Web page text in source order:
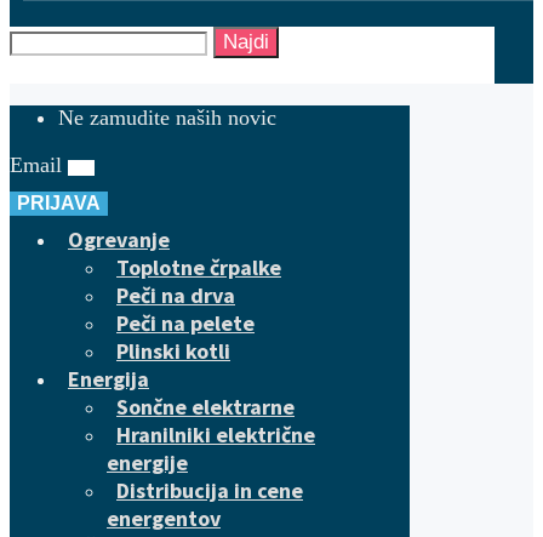
Najdi
Ne zamudite naših novic
Email
PRIJAVA
Ogrevanje
Toplotne črpalke
Peči na drva
Peči na pelete
Plinski kotli
Energija
Sončne elektrarne
Hranilniki električne
energije
Distribucija in cene
energentov